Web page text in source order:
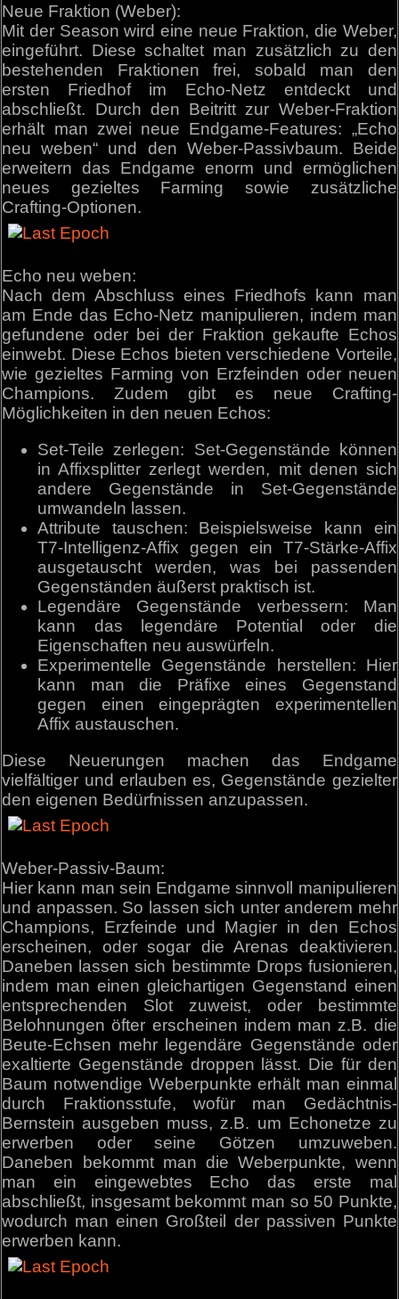
Neue Fraktion (Weber):
Mit der Season wird eine neue Fraktion, die Weber,
eingeführt. Diese schaltet man zusätzlich zu den
bestehenden Fraktionen frei, sobald man den
ersten Friedhof im Echo-Netz entdeckt und
abschließt. Durch den Beitritt zur Weber-Fraktion
erhält man zwei neue Endgame-Features: „Echo
neu weben“ und den Weber-Passivbaum. Beide
erweitern das Endgame enorm und ermöglichen
neues gezieltes Farming sowie zusätzliche
Crafting-Optionen.
Echo neu weben:
Nach dem Abschluss eines Friedhofs kann man
am Ende das Echo-Netz manipulieren, indem man
gefundene oder bei der Fraktion gekaufte Echos
einwebt. Diese Echos bieten verschiedene Vorteile,
wie gezieltes Farming von Erzfeinden oder neuen
Champions. Zudem gibt es neue Crafting-
Möglichkeiten in den neuen Echos:
Set-Teile zerlegen: Set-Gegenstände können
in Affixsplitter zerlegt werden, mit denen sich
andere Gegenstände in Set-Gegenstände
umwandeln lassen.
Attribute tauschen: Beispielsweise kann ein
T7-Intelligenz-Affix gegen ein T7-Stärke-Affix
ausgetauscht werden, was bei passenden
Gegenständen äußerst praktisch ist.
Legendäre Gegenstände verbessern: Man
kann das legendäre Potential oder die
Eigenschaften neu auswürfeln.
Experimentelle Gegenstände herstellen: Hier
kann man die Präfixe eines Gegenstand
gegen einen eingeprägten experimentellen
Affix austauschen.
Diese Neuerungen machen das Endgame
vielfältiger und erlauben es, Gegenstände gezielter
den eigenen Bedürfnissen anzupassen.
Weber-Passiv-Baum:
Hier kann man sein Endgame sinnvoll manipulieren
und anpassen. So lassen sich unter anderem mehr
Champions, Erzfeinde und Magier in den Echos
erscheinen, oder sogar die Arenas deaktivieren.
Daneben lassen sich bestimmte Drops fusionieren,
indem man einen gleichartigen Gegenstand einen
entsprechenden Slot zuweist, oder bestimmte
Belohnungen öfter erscheinen indem man z.B. die
Beute-Echsen mehr legendäre Gegenstände oder
exaltierte Gegenstände droppen lässt. Die für den
Baum notwendige Weberpunkte erhält man einmal
durch Fraktionsstufe, wofür man Gedächtnis-
Bernstein ausgeben muss, z.B. um Echonetze zu
erwerben oder seine Götzen umzuweben.
Daneben bekommt man die Weberpunkte, wenn
man ein eingewebtes Echo das erste mal
abschließt, insgesamt bekommt man so 50 Punkte,
wodurch man einen Großteil der passiven Punkte
erwerben kann.